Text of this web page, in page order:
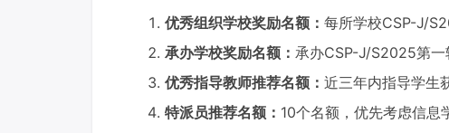
优秀组织学校奖励名额： 每所学校CSP-J/
承办学校奖励名额： 承办CSP-J/S2025第一
优秀指导教师推荐名额： 近三年内指导学生
特派员推荐名额： 10个名额，优先考虑信息